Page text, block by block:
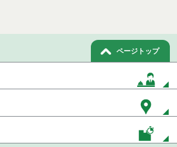
２９日執行 物品（応募型入札等）結
日執行 物品（応募型入札等）結果
６日執行 物品（応募型入札等）結果
３０日執行 物品（応募型入札等）結果
ページトップ